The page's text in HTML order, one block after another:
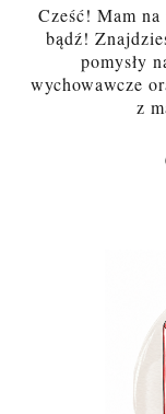
Cześć! Mam
bądź!
pomysły
wychowawcze
z